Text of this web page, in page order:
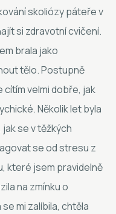
skoliózy páteře v
si zdravotní cvičení.
brala jako
tělo. Postupně
cítím velmi dobře, jak
Několik let byla
se v těžkých
se od stresu z
které jsem pravidelně
na zmínku o
mi zalíbila, chtěla